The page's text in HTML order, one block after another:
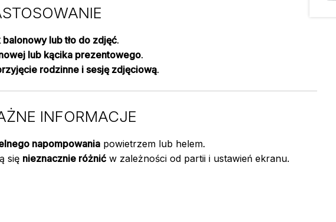
balonowy lub tło do zdjęć.
lub kącika prezentowego.
rodzinne i sesję zdjęciową.
INFORMACJE
napompowaniapowietrzem lub helem.
się nieznacznie różnićw zależności od partii i ustawień ekranu.